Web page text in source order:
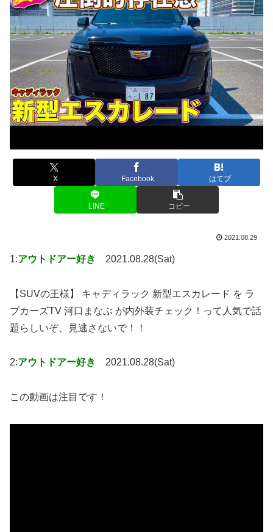
X Facebook はてブ
LINE コピー
2021.08.29
1:アウトドアー好き 2021.08.28(Sat)
【SUVの王様】 キャディラック 新型エスカレード を ラ
ブカーズTV 河口まなぶ が内外装チェック！って人気で話
題らしいぞ、見逃さないで！！
2:アウトドアー好き 2021.08.28(Sat)
この動画は注目です！